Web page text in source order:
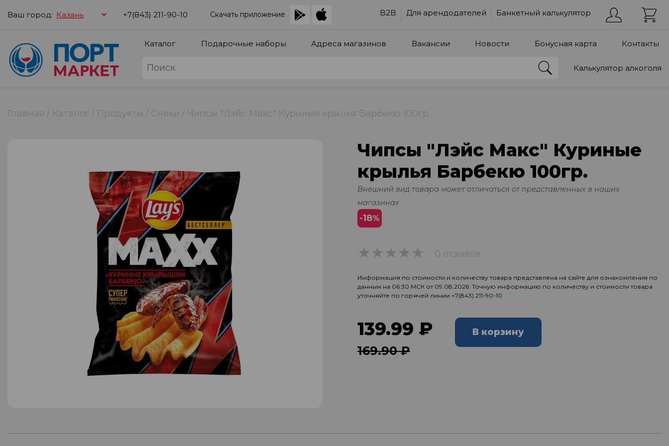
Ваш город: +7(843) 211-90-10 Скачать приложение B2B Для арендодателей Банкетный калькулятор
Каталог Подарочные наборы Адреса магазинов Вакансии Новости Бонусная карта Контакты
Калькулятор алкоголя
Главная Каталог Продукты Снеки Чипсы "Лэйс Макс" Куриные крылья Барбекю 100гр.
Чипсы "Лэйс Макс" Куриные
крылья Барбекю 100гр.
Внешний вид товара может отличаться от представленных в наших
магазинах
-18%
0 отзывов
Информация по стоимости и количеству товара представлена на сайте для ознакомления по
данным на 06:30 МСК от 09.08.2026. Точную информацию по количеству и стоимости товара
уточняйте по горячей линии +7(843) 211-90-10
139.99 ₽
169.90 ₽
В корзину